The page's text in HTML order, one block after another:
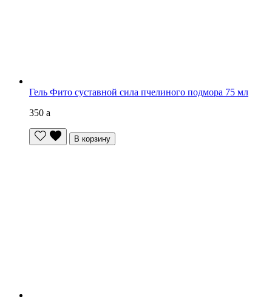
Гель Фито суставной сила пчелиного подмора 75 мл
350 a
В корзину